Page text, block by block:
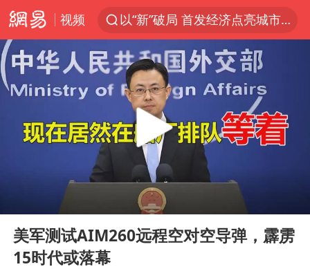
视频
以“新”破局 首发经济点亮城市消费活力
看守所辅警收受10万获刑1年
陈熠被张本美和连扳三局逆转
佛得角门将亮相智利俱乐部主场
深圳地面沉降致车辆损坏系谣言
宇树科技发行价格150.80元/股
27岁女子成组织卖淫集团主犯被通缉
Play
美军测试AIM260远程空对空导弹，霹雳
15时代或落幕